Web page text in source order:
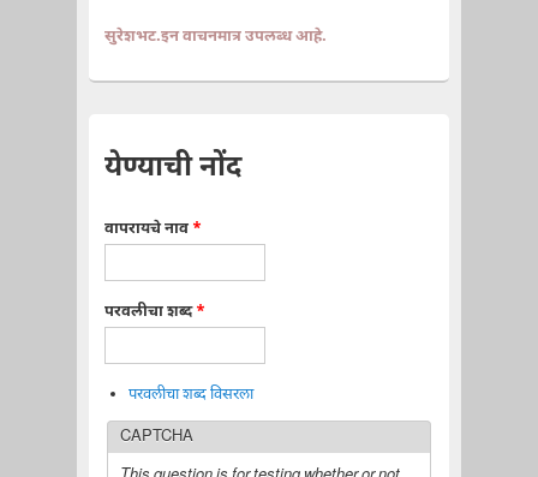
सुरेशभट.इन वाचनमात्र उपलब्ध आहे.
येण्याची नोंद
वापरायचे नाव *
परवलीचा शब्द*
परवलीचा शब्द विसरला
CAPTCHA